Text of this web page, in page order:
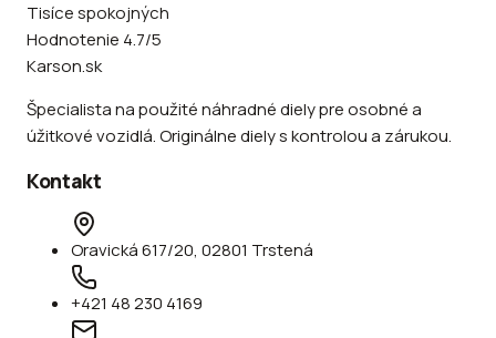
Tisíce spokojných
Hodnotenie 4.7/5
Karson.sk
Špecialista na použité náhradné diely pre osobné a
úžitkové vozidlá. Originálne diely s kontrolou a zárukou.
Kontakt
Oravická 617/20, 02801 Trstená
+421 48 230 4169